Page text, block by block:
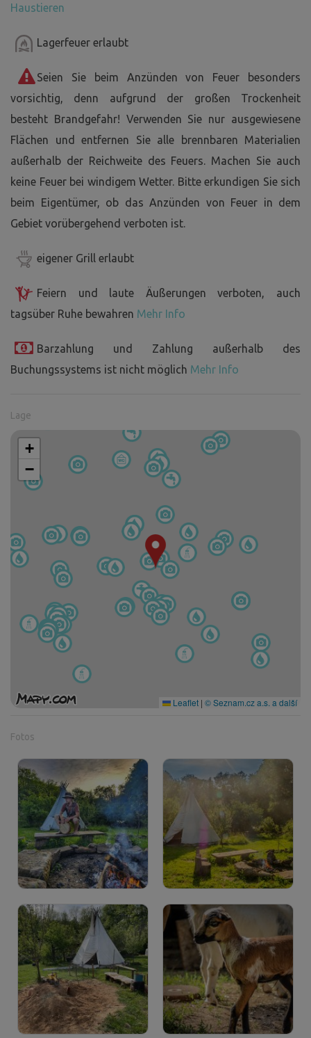
Haustieren
Lagerfeuer erlaubt
Seien Sie beim Anzünden von Feuer besonders
vorsichtig, denn aufgrund der großen Trockenheit
besteht Brandgefahr! Verwenden Sie nur ausgewiesene
Flächen und entfernen Sie alle brennbaren Materialien
außerhalb der Reichweite des Feuers. Machen Sie auch
keine Feuer bei windigem Wetter. Bitte erkundigen Sie sich
beim Eigentümer, ob das Anzünden von Feuer in dem
Gebiet vorübergehend verboten ist.
eigener Grill erlaubt
Feiern und laute Äußerungen verboten, auch
tagsüber Ruhe bewahren Mehr Info
Barzahlung und Zahlung außerhalb des
Buchungssystems ist nicht möglich Mehr Info
Lage
+
−
Leaflet | © Seznam.cz a.s. a další
Fotos